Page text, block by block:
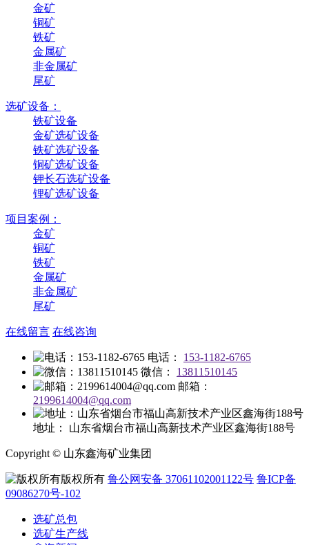
金矿
铜矿
铁矿
金属矿
非金属矿
尾矿
选矿设备：
铁矿设备
金矿选矿设备
铁矿选矿设备
铜矿选矿设备
钾长石选矿设备
锂矿选矿设备
项目案例：
金矿
铜矿
铁矿
金属矿
非金属矿
尾矿
在线留言 在线咨询
电话：
153-1182-6765
微信：
13811510145
邮箱：
2199614004@qq.com
地址： 山东省烟台市福山高新技术产业区鑫海街188号
Copyright © 山东鑫海矿业集团
版权所有 鲁公网安备 37061102001122号 鲁ICP备
09086270号-102
选矿总包
选矿生产线